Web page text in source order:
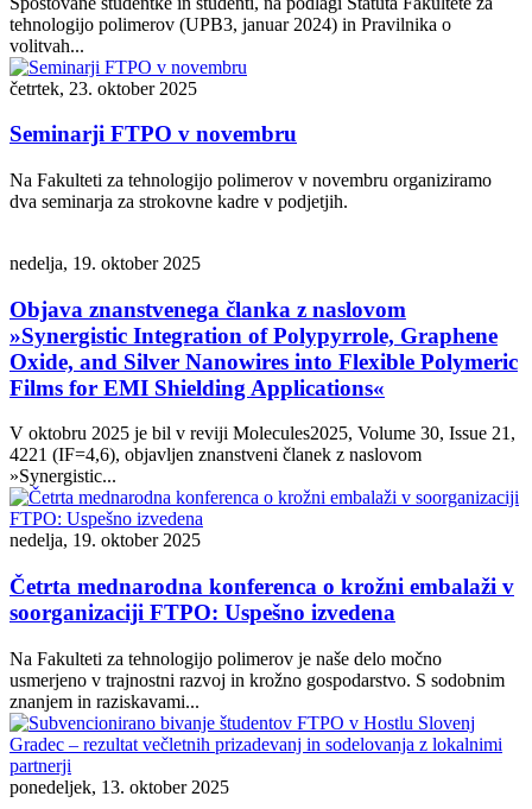
tehnologijo polimerov (UPB3, januar 2024) in Pravilnika o
volitvah...
četrtek, 23. oktober 2025
Seminarji FTPO v novembru
Na Fakulteti za tehnologijo polimerov v novembru organiziramo
dva seminarja za strokovne kadre v podjetjih.
nedelja, 19. oktober 2025
Objava znanstvenega članka z naslovom
»Synergistic Integration of Polypyrrole, Graphene
Oxide, and Silver Nanowires into Flexible Polymeric
Films for EMI Shielding Applications«
V oktobru 2025 je bil v reviji Molecules2025, Volume 30, Issue 21,
4221 (IF=4,6), objavljen znanstveni članek z naslovom
»Synergistic...
nedelja, 19. oktober 2025
Četrta mednarodna konferenca o krožni embalaži v
soorganizaciji FTPO: Uspešno izvedena
Na Fakulteti za tehnologijo polimerov je naše delo močno
usmerjeno v trajnostni razvoj in krožno gospodarstvo. S sodobnim
znanjem in raziskavami...
ponedeljek, 13. oktober 2025